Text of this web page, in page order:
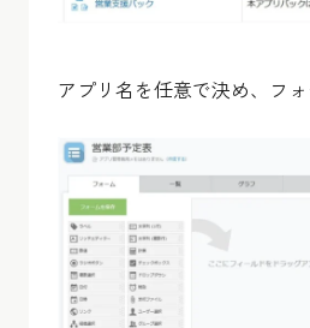
アプリ名を任意で決め、フォ